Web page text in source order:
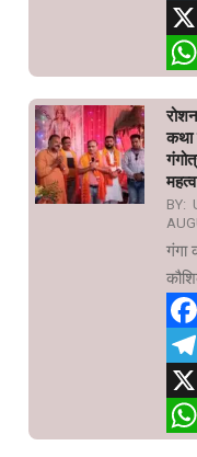
X
कथा
BY:
गंगा
X